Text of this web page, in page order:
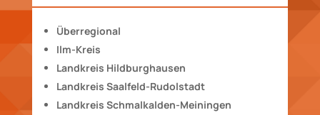
Überregional
Ilm-Kreis
Landkreis Hildburghausen
Landkreis Saalfeld-Rudolstadt
Landkreis Schmalkalden-Meiningen